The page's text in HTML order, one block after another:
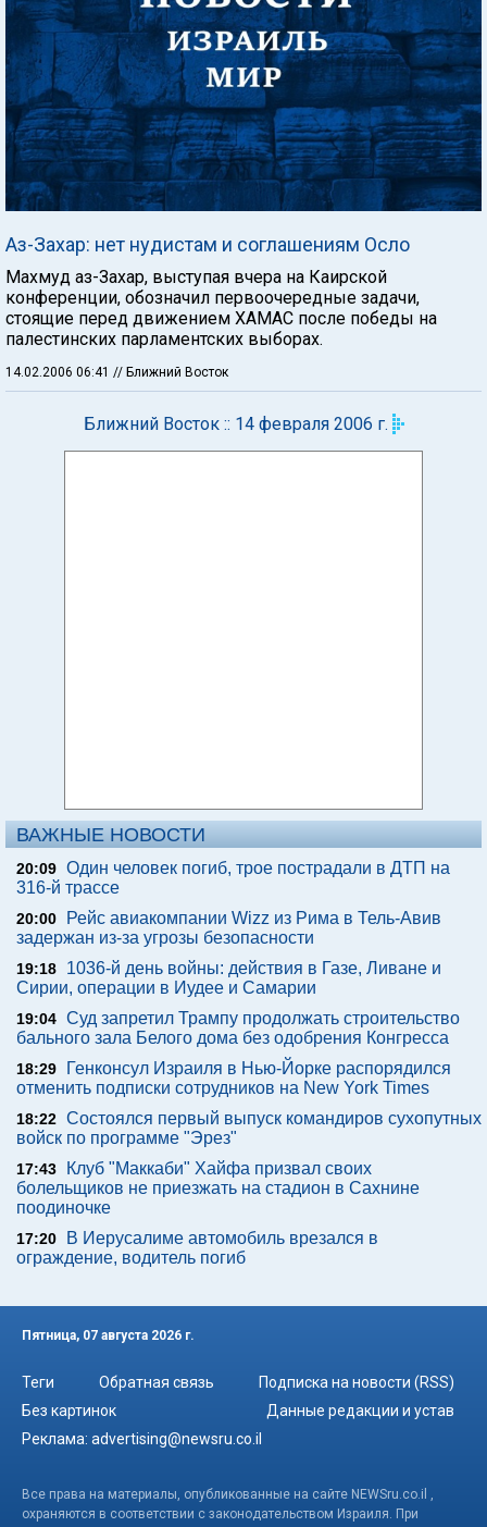
Аз-Захар: нет нудистам и соглашениям Осло
Махмуд аз-Захар, выступая вчера на Каирской
конференции, обозначил первоочередные задачи,
стоящие перед движением ХАМАС после победы на
палестинских парламентских выборах.
14.02.2006 06:41 // Ближний Восток
Ближний Восток :: 14 февраля 2006 г.
ВАЖНЫЕ НОВОСТИ
20:09 Один человек погиб, трое пострадали в ДТП на
316-й трассе
20:00
Рейс авиакомпании Wizz из Рима в Тель-Авив
задержан из-за угрозы безопасности
19:18
1036-й день войны: действия в Газе, Ливане и
Сирии, операции в Иудее и Самарии
19:04 Суд запретил Трампу продолжать строительство
бального зала Белого дома без одобрения Конгресса
18:29
Генконсул Израиля в Нью-Йорке распорядился
отменить подписки сотрудников на New York Times
18:22 Состоялся первый выпуск командиров сухопутных
войск по программе "Эрез"
17:43
Клуб "Маккаби" Хайфа призвал своих
болельщиков не приезжать на стадион в Сахнине
поодиночке
17:20
В Иерусалиме автомобиль врезался в
ограждение, водитель погиб
Пятница, 07 августа 2026 г.
Теги Обратная связь
Подписка на новости (RSS)
Без картинок
Данные редакции и устав
Реклама: advertising@newsru.co.il
Все права на материалы, опубликованные на сайте NEWSru.co.il ,
охраняются в соответствии с законодательством Израиля. При